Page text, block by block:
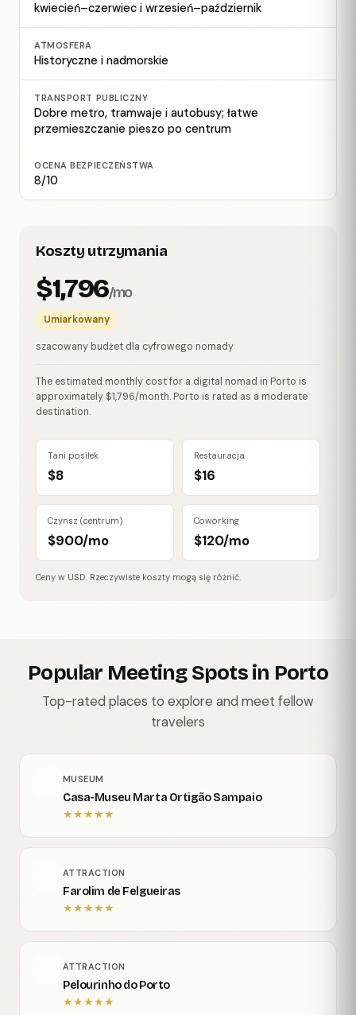
kwiecień–czerwiec i wrzesień–październik
ATMOSFERA
Historyczne i nadmorskie
TRANSPORT PUBLICZNY
Dobre metro, tramwaje i autobusy; łatwe
przemieszczanie pieszo po centrum
OCENA BEZPIECZEŃSTWA
8/10
Koszty utrzymania
$1,796/mo
Umiarkowany
szacowany budżet dla cyfrowego nomady
The estimated monthly cost for a digital nomad in Porto is
approximately $1,796/month. Porto is rated as a moderate
destination.
Tani posiłek
$8
Restauracja
$16
Czynsz (centrum)
$900/mo
Coworking
$120/mo
Ceny w USD. Rzeczywiste koszty mogą się różnić.
Popular Meeting Spots in Porto
Top-rated places to explore and meet fellow
travelers
MUSEUM
Casa-Museu Marta Ortigão Sampaio
★★★★★
ATTRACTION
Farolim de Felgueiras
★★★★★
ATTRACTION
Pelourinho do Porto
★★★★★